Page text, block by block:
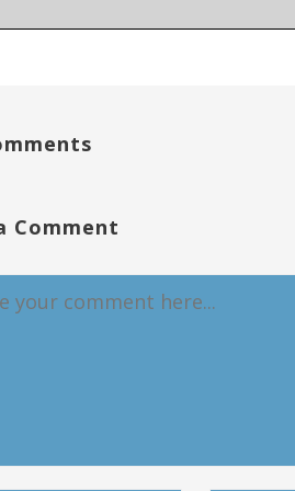
Comment